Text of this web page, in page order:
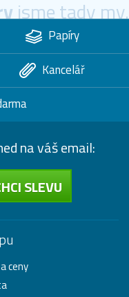
jsme tady my.
Papíry
Kancelář
na váš email:
SLEVU
ceny